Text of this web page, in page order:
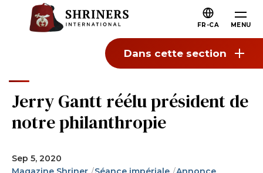
Passer au contenu principal
Passer à la navigation
Qui Sommes-nous
À propos des Shriners
Notre histoire
Plaisir et camaraderie
Notre philanthropie
FR-CA MENU
Dans cette section
Jerry Gantt réélu président de
notre philanthropie
Sep 5, 2020